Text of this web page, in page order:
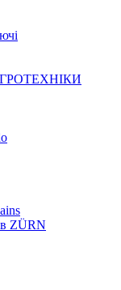
ZÜRN